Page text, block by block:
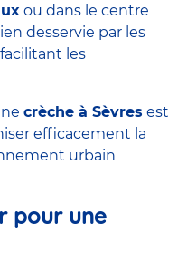
ou dans le centre
desservie par les
facilitant les
crèche à Sèvres est
efficacement la
urbain
pour une